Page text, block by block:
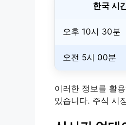
한국 시
오후 10시 30분
오전 5시 00분
이러한 정보를 활
있습니다. 주식 시